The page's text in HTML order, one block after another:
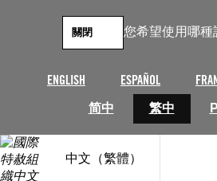
您希望使用哪種
ENGLISH ESPAÑOL
简中
繁中
關閉
中文（繁體）